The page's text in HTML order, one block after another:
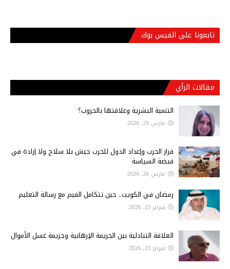
تابعونا على الفيس بوك
مقالات الرأي
التنمية البشرية وعلاقتها بالحروب؟
مارس 29, 2026
قرار الحرب وإعداد الدول للحرب جيش بلا سلاح ولا إرادة في
قبضة السياسة
مارس 26, 2026
رمضان في الكويت.. حين تتكامل القيم مع رسالة التعليم
فبراير 23, 2026
العلاقة التبادلية بين الجريمة الإرهابية وجريمة غسل الأموال
فبراير 23, 2026